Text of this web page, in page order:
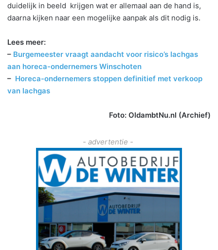
duidelijk in beeld krijgen wat er allemaal aan de hand is,
daarna kijken naar een mogelijke aanpak als dit nodig is.
Lees meer:
– Burgemeester vraagt aandacht voor risico’s lachgas
aan horeca-ondernemers Winschoten
– Horeca-ondernemers stoppen definitief met verkoop
van lachgas
Foto: OldambtNu.nl (Archief)
- advertentie -